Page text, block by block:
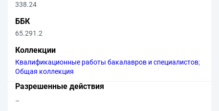
338.24
ББК
65.291.2
Коллекции
Квалификационные работы бакалавров и специалистов;
Общая коллекция
Разрешенные действия
–